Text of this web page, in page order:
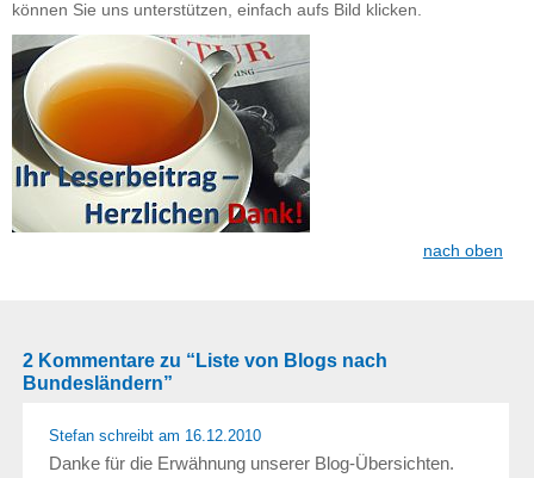
können Sie uns unterstützen, einfach aufs Bild klicken.
nach oben
2 Kommentare zu “Liste von Blogs nach
Bundesländern”
Stefan schreibt am 16.12.2010
Danke für die Erwähnung unserer Blog-Übersichten.